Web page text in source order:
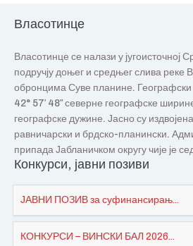
Власотинце
Власотинце се налази у југоисточној
подручју доњег и средњег слива реке
обронцима Суве планине. Географски
42° 57′ 48″ северне географске
географске дужине. Јасно су
равничарски и брдско-планински.
припада Јабланичком округу чије је
Конкурси, јавни позиви
ЈАВНИ ПОЗИВ за суфинансирањ...
КОНКУРСИ – ВИНСКИ БАЛ 2026...